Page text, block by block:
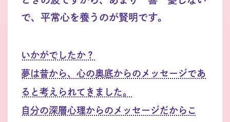
で、平常心を養うのが賢明です。
いかがでしたか？
夢は昔から、心の奥底からのメッセージであ
ると考えられてきました。
自分の深層心理からのメッセージだからこ